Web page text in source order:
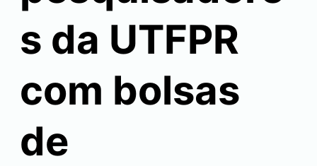
s da UTFPR
com bolsas
de